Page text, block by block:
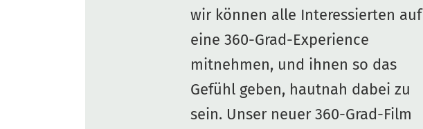
wir können alle Interessierten auf
eine 360-Grad-Experience
mitnehmen, und ihnen so das
Gefühl geben, hautnah dabei zu
sein. Unser neuer 360-Grad-Film